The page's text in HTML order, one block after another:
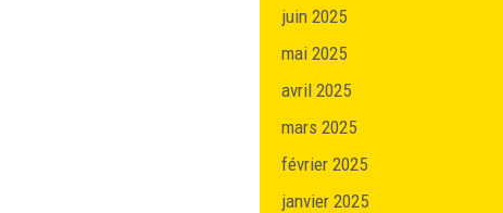
juin 2025
mai 2025
avril 2025
mars 2025
février 2025
janvier 2025